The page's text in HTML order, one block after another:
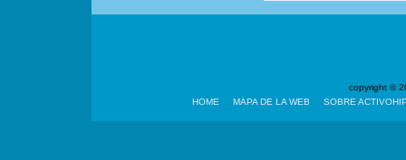
copyright ©
HOME
MAPA DE LA WEB SOBRE